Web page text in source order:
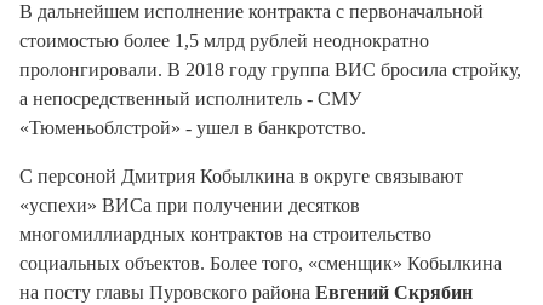
В дальнейшем исполнение контракта с первоначальной
стоимостью более 1,5 млрд рублей неоднократно
пролонгировали. В 2018 году группа ВИС бросила стройку,
а непосредственный исполнитель - СМУ
«Тюменьоблстрой» - ушел в банкротство.
С персоной Дмитрия Кобылкина в округе связывают
«успехи» ВИСа при получении десятков
многомиллиардных контрактов на строительство
социальных объектов. Более того, «сменщик» Кобылкина
на посту главы Пуровского района Евгений Скрябин